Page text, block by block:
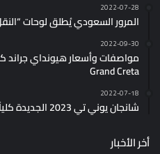
2022-07-28
المرور السعودي يُطلق لوحات
2022-09-30
Grand Creta
2022-07-18
شانجان يوني تي 2023 الجديدة كلياً | Changan UNI-T 2023
أخر الأخبار